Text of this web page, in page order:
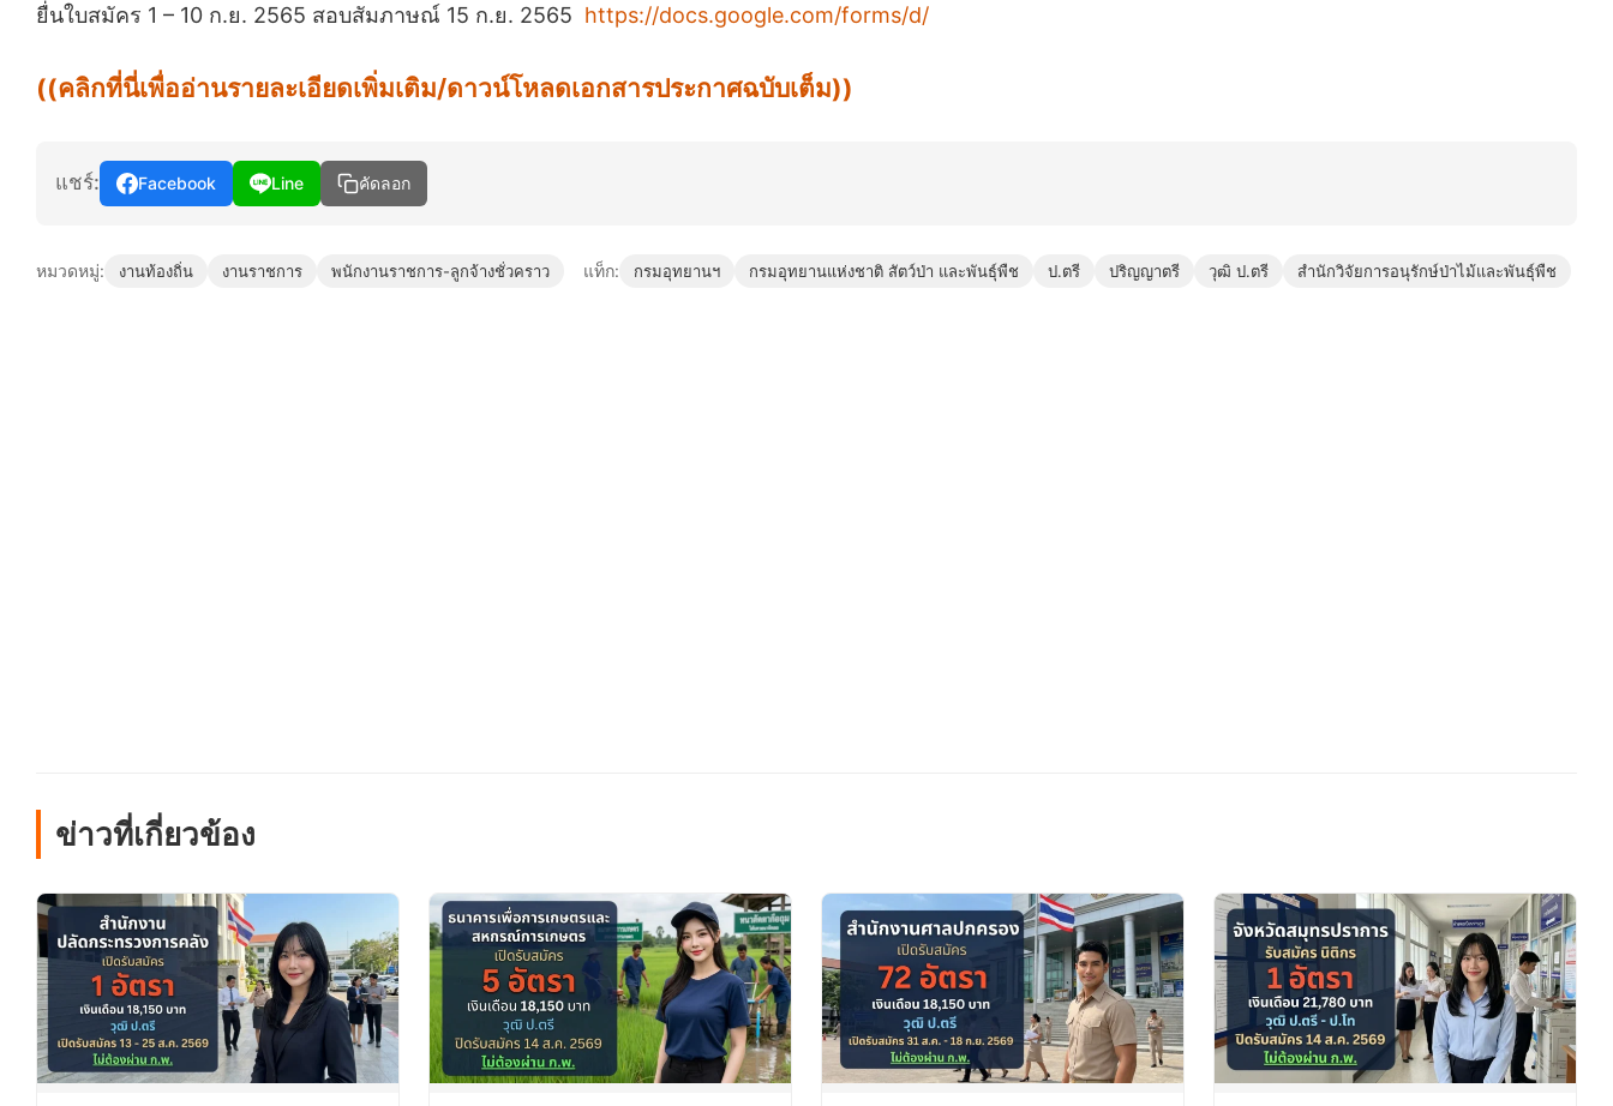
ยื่นใบสมัคร 1 – 10 ก.ย. 2565 สอบสัมภาษณ์ 15 ก.ย. 2565 https://docs.google.com/forms/d/
((คลิกที่นี่เพื่ออ่านรายละเอียดเพิ่มเติม/ดาวน์โหลดเอกสารประกาศฉบับเต็ม))
แชร์: Facebook Line คัดลอก
หมวดหมู่: งานท้องถิ่น งานราชการ พนักงานราชการ-ลูกจ้างชั่วคราว แท็ก: กรมอุทยานฯ กรมอุทยานแห่งชาติ สัตว์ป่า และพันธุ์พืช ป.ตรี ปริญญาตรี วุฒิ ป.ตรี สำนักวิจัยการอนุรักษ์ป่าไม้และพันธุ์พืช
ข่าวที่เกี่ยวข้อง